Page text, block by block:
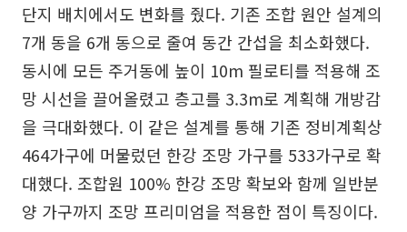
단지 배치에서도 변화를 줬다. 기존 조합 원안 설계의
7개 동을 6개 동으로 줄여 동간 간섭을 최소화했다.
동시에 모든 주거동에 높이 10m 필로티를 적용해 조
망 시선을 끌어올렸고 층고를 3.3m로 계획해 개방감
을 극대화했다. 이 같은 설계를 통해 기존 정비계획상
464가구에 머물렀던 한강 조망 가구를 533가구로 확
대했다. 조합원 100% 한강 조망 확보와 함께 일반분
양 가구까지 조망 프리미엄을 적용한 점이 특징이다.